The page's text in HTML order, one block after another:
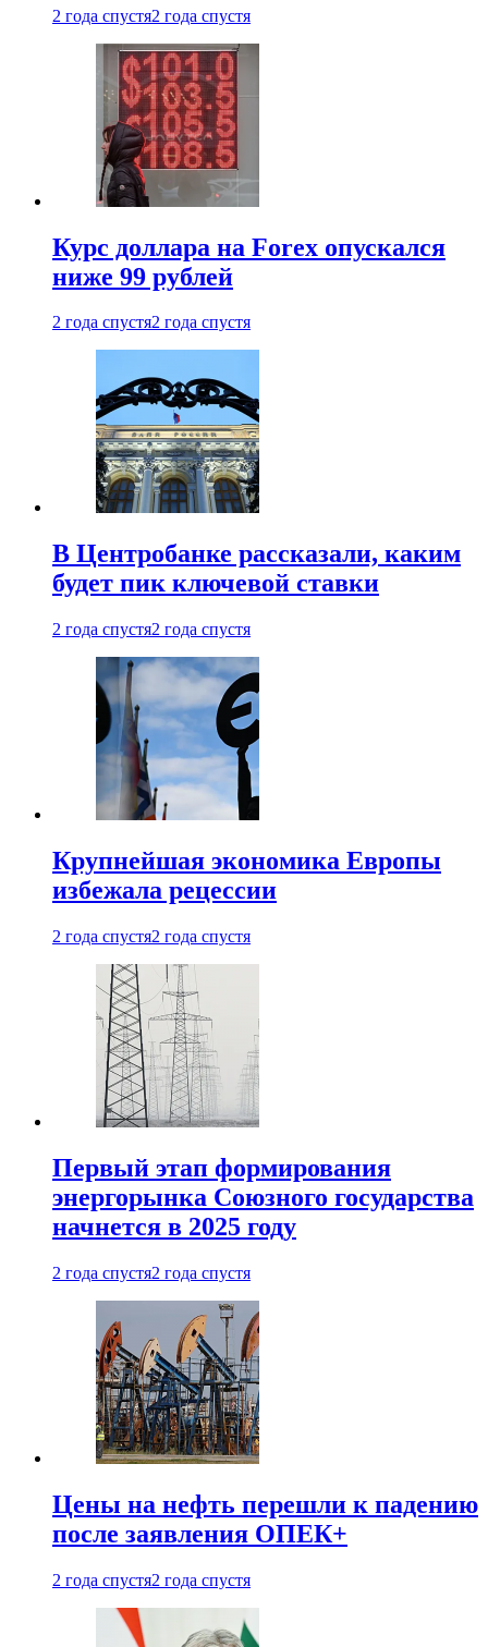
2 года спустя2 года спустя
Курс доллара на Forex опускался
ниже 99 рублей
2 года спустя2 года спустя
В Центробанке рассказали, каким
будет пик ключевой ставки
2 года спустя2 года спустя
Крупнейшая экономика Европы
избежала рецессии
2 года спустя2 года спустя
Первый этап формирования
энергорынка Союзного государства
начнется в 2025 году
2 года спустя2 года спустя
Цены на нефть перешли к падению
после заявления ОПЕК+
2 года спустя2 года спустя